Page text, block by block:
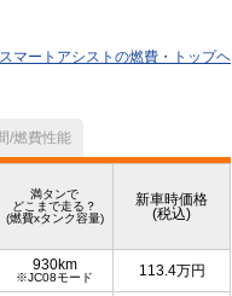
マートアシストの燃費・トップヘ
/燃費性能
満タンで
どこまで走る？
(燃費xタンク容量)
新車時価格
(税込)
930km
※JC08モード 113.4万円